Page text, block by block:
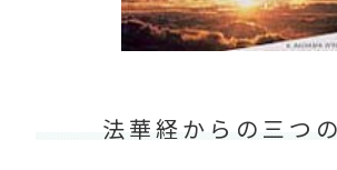
法華経からの三つ